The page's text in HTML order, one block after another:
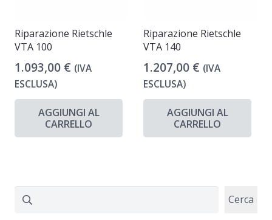
Riparazione Rietschle
VTA 100
1.093,00 € (IVA
ESCLUSA)
AGGIUNGI AL
CARRELLO
Riparazione Rietschle
VTA 140
1.207,00 € (IVA
ESCLUSA)
AGGIUNGI AL
CARRELLO
Cerca Cerca